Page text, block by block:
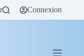
Connexion